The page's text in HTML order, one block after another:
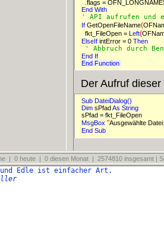
End With
' API aufrufen und
If GetOpenFileName(
  fkt_FileOpen =
Left(
ElseIf intError = 0 Then
' Abbruch durch
End If
End Function
Der Aufruf
Sub DateiDialog()
Dim sPfad As String
sPfad = fkt_FileOpen
MsgBox "Ausgewählte
End Sub
| 0 heute | 0 diesen Monat | 2574810 insgesamt |
Edle ist einfacher Art.